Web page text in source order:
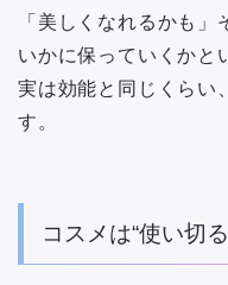
「美しくなれるかも」
いかに保っていくかと
実は効能と同じくらい
す。
コスメは“使い切